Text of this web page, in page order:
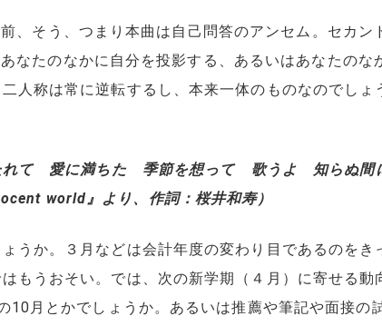
、そう、つまり本曲は自己問答のアンセム。セカ
なたのなかに自分を投影する、あるいはあなたのな
人称は常に逆転するし、本来一体のものなのでし
て 愛に満ちた 季節を想って 歌うよ 知らぬ間
world』より、作詞：桜井和寿）
うか。３月などは会計年度の変わり目であるのを
もうおそい。では、次の新学期（４月）に寄せる動
10月とかでしょうか。あるいは推薦や筆記や面接の